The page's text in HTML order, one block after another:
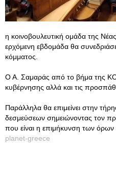
η κοινοβουλευτική ομάδα της
ερχόμενη εβδομάδα θα
κόμματος.
Ο Α. Σαμαράς από το βήμα της ΚΟ
κυβέρνησης αλλά και τις
Παράλληλα θα επιμείνει στην
δεσμεύσεων σημειώνοντας τον
που είναι η επιμήκυνση των όρων
planet-greece